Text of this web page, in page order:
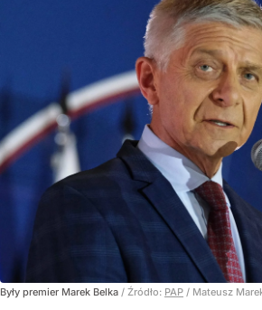
Były premier Marek Belka / Źródło: PAP / Mateusz